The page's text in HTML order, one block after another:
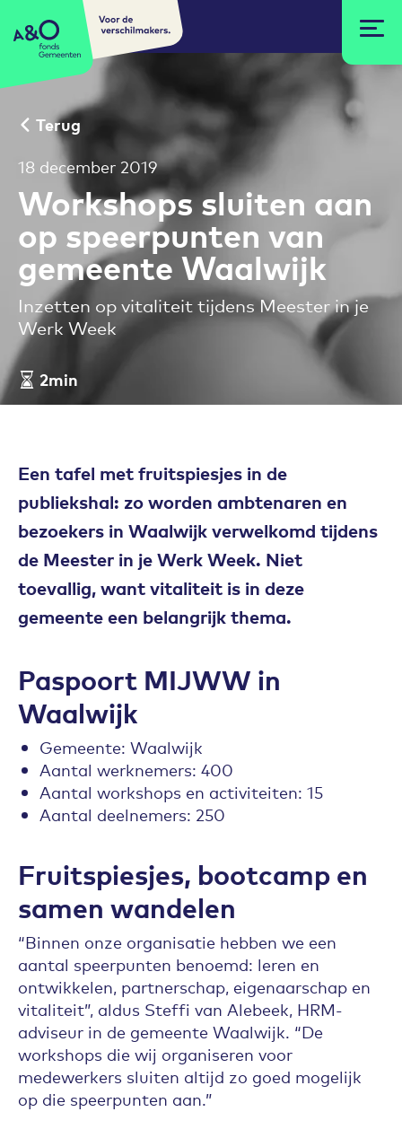
A&O fonds Gemeenten
Voor de
verschilmakers.
Terug
18 december 2019
Workshops sluiten aan
op speerpunten van
gemeente Waalwijk
Inzetten op vitaliteit tijdens Meester in je
Werk Week
Leestijd artikel
2min
Een tafel met fruitspiesjes in de
publiekshal: zo worden ambtenaren en
bezoekers in Waalwijk verwelkomd tijdens
de Meester in je Werk Week. Niet
toevallig, want vitaliteit is in deze
gemeente een belangrijk thema.
Paspoort MIJWW in
Waalwijk
Gemeente: Waalwijk
Aantal werknemers: 400
Aantal workshops en activiteiten: 15
Aantal deelnemers: 250
Fruitspiesjes, bootcamp en
samen wandelen
“Binnen onze organisatie hebben we een
aantal speerpunten benoemd: leren en
ontwikkelen, partnerschap, eigenaarschap en
vitaliteit”, aldus Steffi van Alebeek, HRM-
adviseur in de gemeente Waalwijk. “De
workshops die wij organiseren voor
medewerkers sluiten altijd zo goed mogelijk
op die speerpunten aan.”